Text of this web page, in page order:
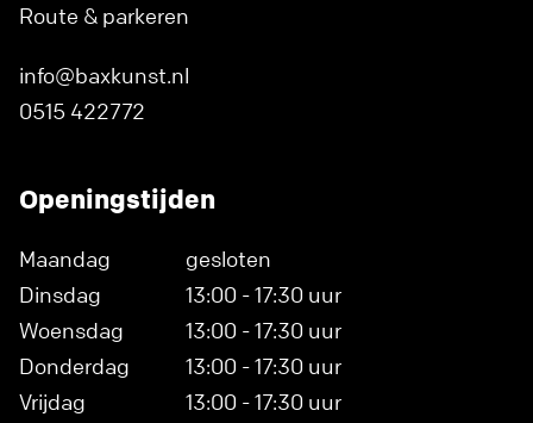
Route & parkeren
info@baxkunst.nl
0515 422772
Openingstijden
Maandag
gesloten
Dinsdag
13:00 - 17:30 uur
Woensdag
13:00 - 17:30 uur
Donderdag
13:00 - 17:30 uur
Vrijdag
13:00 - 17:30 uur